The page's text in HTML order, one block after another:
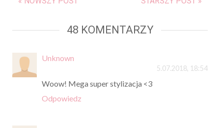
48 KOMENTARZY
Unknown
5.07.2018, 18:54
Woow! Mega super stylizacja <3
Odpowiedz